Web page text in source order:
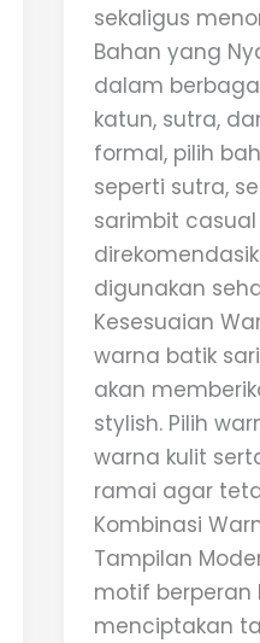
sekaligus
Bahan yang
dalam
katun, sutra,
formal, pilih
seperti sutra,
sarimbit
digunakan
Kesesuaian
warna batik
akan
stylish. Pilih
warna kulit
ramai agar
Kombinasi
Tampilan
motif berperan
menciptakan